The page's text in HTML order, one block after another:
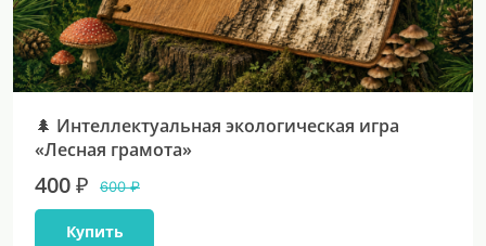
🌲 Интеллектуальная экологическая игра
«Лесная грамота»
400 ₽ 600 ₽
Купить